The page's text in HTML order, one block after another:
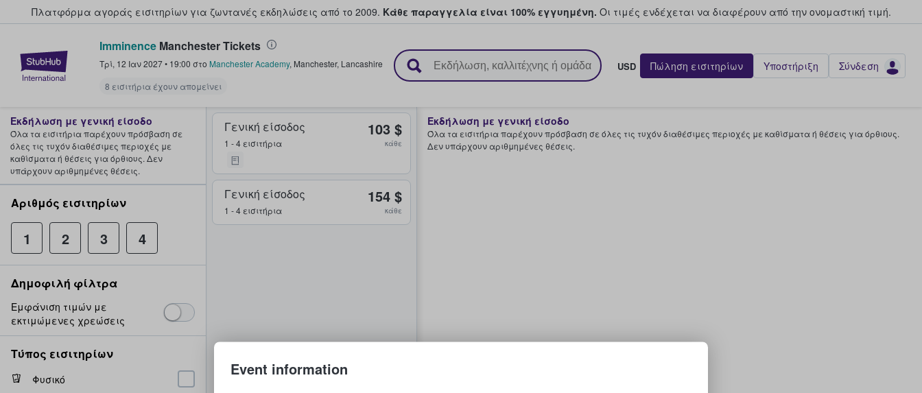
Πλατφόρμα αγοράς εισιτηρίων για ζωντανές εκδηλώσεις από το 2009. Κάθε παραγγελία είναι 100% εγγυημένη. Οι τιμές ενδέχεται να διαφέρουν από την oνομαστική τιμή.
StubHub - Όπου οι φαν αγοράζουν και πουλούν εισιτήρια
Imminence Manchester Tickets
Τρί, 12 Ιαν 2027• 19:00 στο Manchester Academy, Manchester, Lancashire
8 εισιτήρια έχουν απομείνει
USD Πώληση εισιτηρίων Υποστήριξη Σύνδεση
Γενική είσοδος
1 - 4 εισιτήρια
103 $
κάθε
Γενική είσοδος
1 - 4 εισιτήρια
154 $
κάθε
Εκδήλωση με γενική είσοδο
Όλα τα εισιτήρια παρέχουν πρόσβαση σε όλες τις τυχόν διαθέσιμες περιοχές με καθίσματα ή θέσεις για όρθιους.
Δεν υπάρχουν αριθμημένες θέσεις.
Εκδήλωση με γενική είσοδο
Όλα τα εισιτήρια παρέχουν πρόσβαση σε
όλες τις τυχόν διαθέσιμες περιοχές με
καθίσματα ή θέσεις για όρθιους. Δεν
υπάρχουν αριθμημένες θέσεις.
Αριθμός εισιτηρίων
1 2 3 4
Δημοφιλή φίλτρα
Εμφάνιση τιμών με
εκτιμώμενες χρεώσεις
Τύπος εισιτηρίων
Φυσικό
Event information